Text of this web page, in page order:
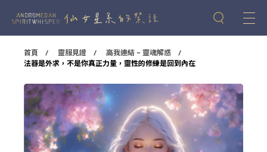
首頁 靈服見證
高我連結 ~ 靈魂解惑
法器是外求，不是你真正力量，靈性的修練是回到內在